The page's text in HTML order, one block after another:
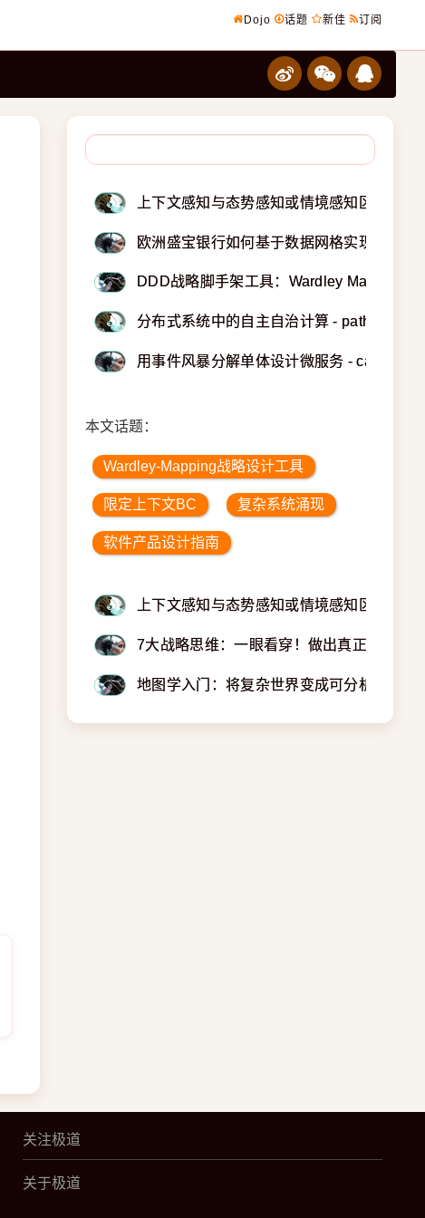
Dojo 话题 新佳 订阅
上下文感知与态势感知或情境感知区别
欧洲盛宝银行如何基于数据网格实现分布
DDD战略脚手架工具：Wardley Mapping在
分布式系统中的自主自治计算 - pathelland
用事件风暴分解单体设计微服务 - capital
本文话题：
Wardley-Mapping战略设计工具
限定上下文BC 复杂系统涌现
软件产品设计指南
上下文感知与态势感知或情境感知区别
7大战略思维：一眼看穿！做出真正牛掰的
地图学入门：将复杂世界变成可分析的空间
关注极道
关于极道